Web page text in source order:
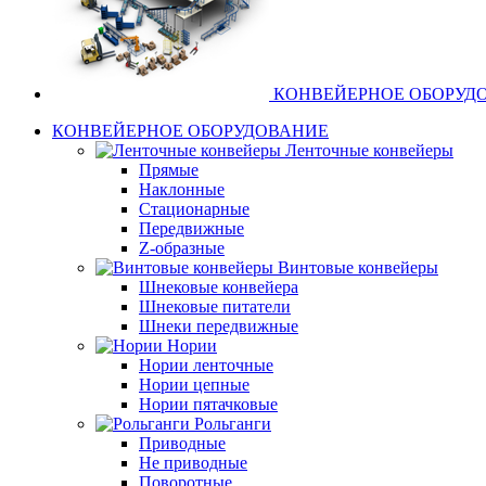
КОНВЕЙЕРНОЕ
КОНВЕЙЕРНОЕ ОБОРУДОВАНИЕ
Ленточные конвейеры
Прямые
Наклонные
Стационарные
Передвижные
Z-образные
Винтовые конвейеры
Шнековые конвейера
Шнековые питатели
Шнеки передвижные
Нории
Нории ленточные
Нории цепные
Нории пятачковые
Рольганги
Приводные
Не приводные
Поворотные